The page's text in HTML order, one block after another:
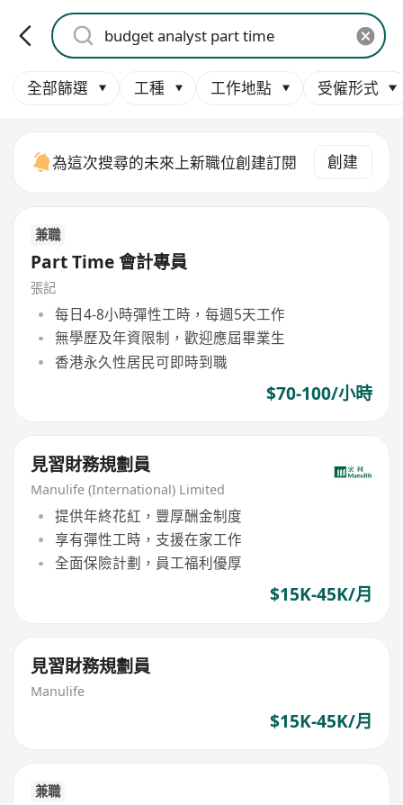
全部篩選 工種 工作地點 受僱形式
為這次搜尋的未來上新職位創建訂閱 創建
兼職
Part Time 會計專員
張記
每日4-8小時彈性工時，每週5天工作
無學歷及年資限制，歡迎應屆畢業生
香港永久性居民可即時到職
$70-100/小時
見習財務規劃員
Manulife (International) Limited
提供年終花紅，豐厚酬金制度
享有彈性工時，支援在家工作
全面保險計劃，員工福利優厚
$15K-45K/月
見習財務規劃員
Manulife
$15K-45K/月
兼職